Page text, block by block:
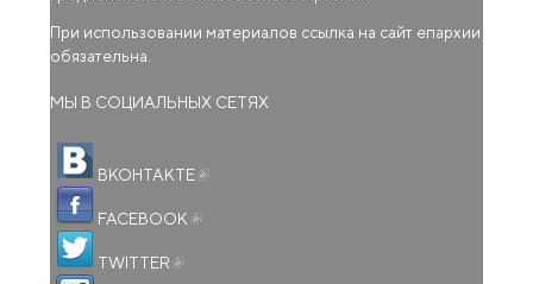
При использовании материалов ссылка на сайт епархии
обязательна.
МЫ В СОЦИАЛЬНЫХ СЕТЯХ
ВКОНТАКТЕ
FACEBOOK
TWITTER